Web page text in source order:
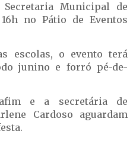
Municipal de
no Pátio de Eventos
escolas, o evento terá
junino e forró pé-de-
e a secretária de
Cardoso aguardam